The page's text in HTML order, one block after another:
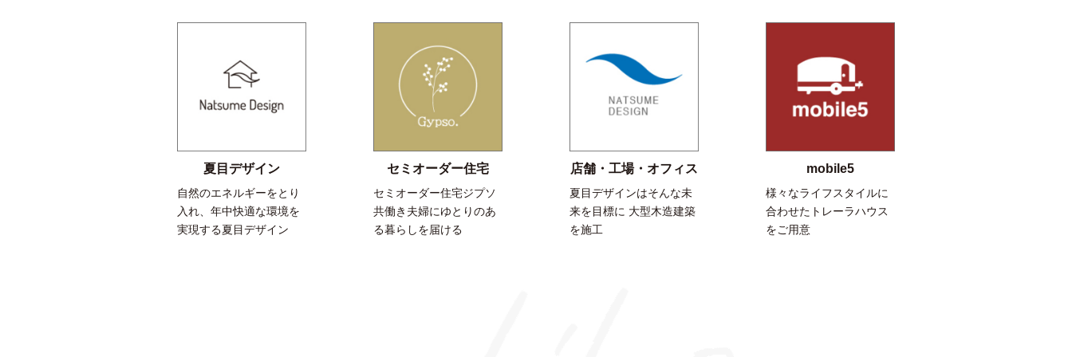
夏目デザイン
自然のエネルギーをとり
入れ、年中快適な環境を
実現する夏目デザイン
セミオーダー住宅
セミオーダー住宅ジプソ
共働き夫婦にゆとりのあ
る暮らしを届ける
店舗・工場・オフィス
夏目デザインはそんな未
来を目標に 大型木造建築
を施工
mobile5
様々なライフスタイルに
合わせたトレーラハウス
をご用意